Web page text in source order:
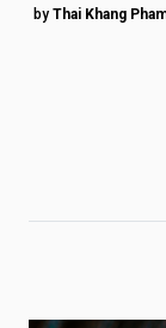
by Thai Khang